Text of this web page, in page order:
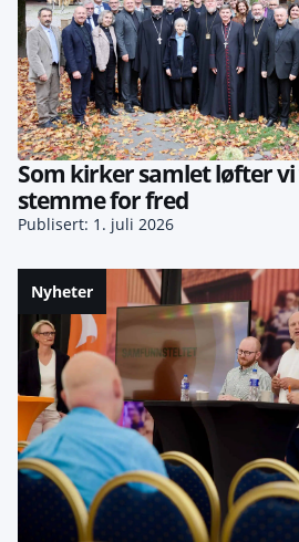
Som kirker samlet løfter vi
stemme for fred
Publisert: 1. juli 2026
Nyheter